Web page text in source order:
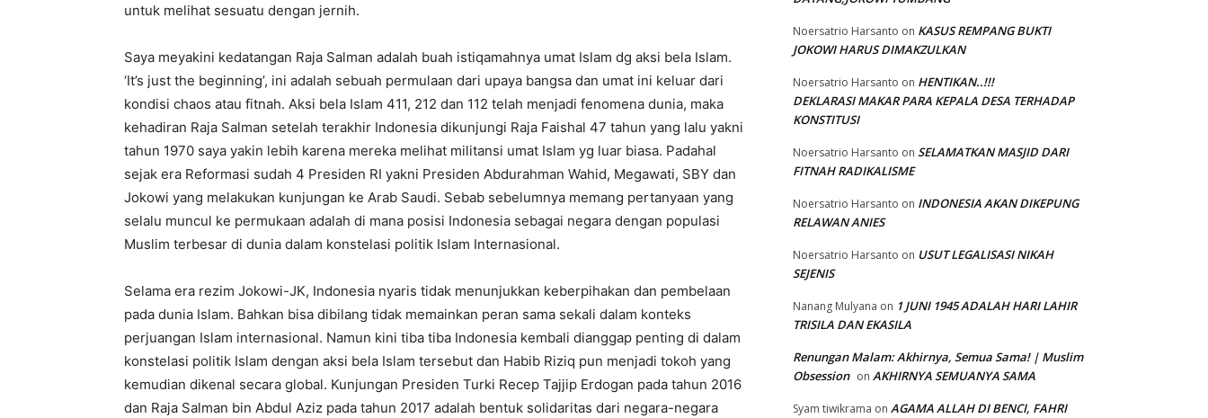
untuk melihat sesuatu dengan jernih.
Saya meyakini kedatangan Raja Salman adalah buah istiqamahnya umat Islam dg aksi bela Islam.
‘It’s just the beginning’, ini adalah sebuah permulaan dari upaya bangsa dan umat ini keluar dari
kondisi chaos atau fitnah. Aksi bela Islam 411, 212 dan 112 telah menjadi fenomena dunia, maka
kehadiran Raja Salman setelah terakhir Indonesia dikunjungi Raja Faishal 47 tahun yang lalu yakni
tahun 1970 saya yakin lebih karena mereka melihat militansi umat Islam yg luar biasa. Padahal
sejak era Reformasi sudah 4 Presiden RI yakni Presiden Abdurahman Wahid, Megawati, SBY dan
Jokowi yang melakukan kunjungan ke Arab Saudi. Sebab sebelumnya memang pertanyaan yang
selalu muncul ke permukaan adalah di mana posisi Indonesia sebagai negara dengan populasi
Muslim terbesar di dunia dalam konstelasi politik Islam Internasional.
Selama era rezim Jokowi-JK, Indonesia nyaris tidak menunjukkan keberpihakan dan pembelaan
pada dunia Islam. Bahkan bisa dibilang tidak memainkan peran sama sekali dalam konteks
perjuangan Islam internasional. Namun kini tiba tiba Indonesia kembali dianggap penting di dalam
konstelasi politik Islam dengan aksi bela Islam tersebut dan Habib Riziq pun menjadi tokoh yang
kemudian dikenal secara global. Kunjungan Presiden Turki Recep Tajjip Erdogan pada tahun 2016
dan Raja Salman bin Abdul Aziz pada tahun 2017 adalah bentuk solidaritas dari negara-negara
Noersatrio Harsanto on KASUS REMPANG BUKTI
JOKOWI HARUS DIMAKZULKAN
Noersatrio Harsanto on HENTIKAN..!!!
DEKLARASI MAKAR PARA KEPALA DESA TERHADAP
KONSTITUSI
Noersatrio Harsanto on SELAMATKAN MASJID DARI
FITNAH RADIKALISME
Noersatrio Harsanto on INDONESIA AKAN DIKEPUNG
RELAWAN ANIES
Noersatrio Harsanto on USUT LEGALISASI NIKAH
SEJENIS
Nanang Mulyana on 1 JUNI 1945 ADALAH HARI LAHIR
TRISILA DAN EKASILA
Renungan Malam: Akhirnya, Semua Sama! | Muslim
Obsession on AKHIRNYA SEMUANYA SAMA
Syam tiwikrama on AGAMA ALLAH DI BENCI, FAHRI